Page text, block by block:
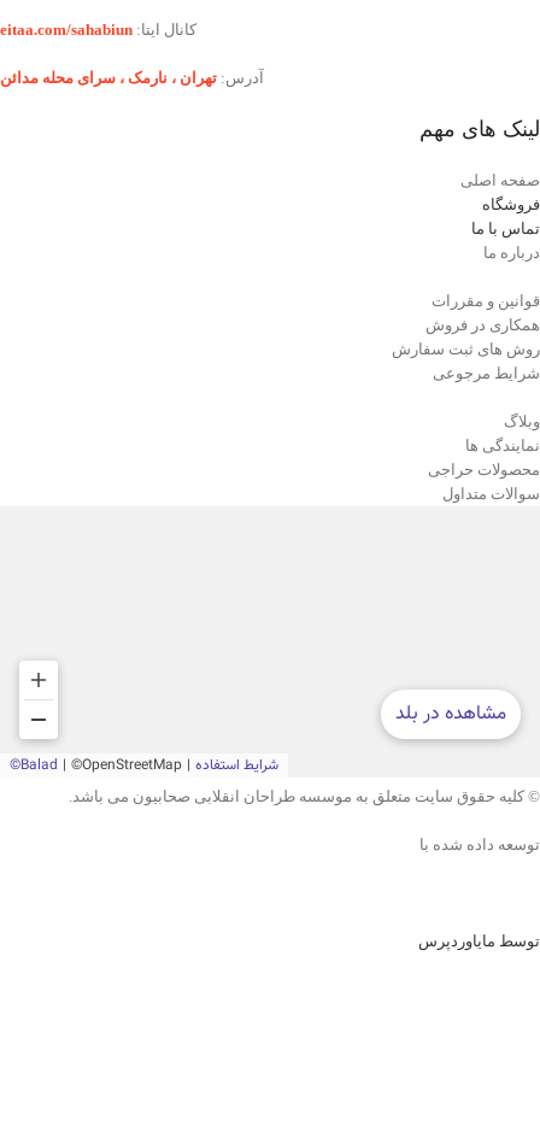
پروژه‌های آموزشی یا یادبود مناسب بوده و
(پرچم، نام محصول، شماره سریال) را
کانال ایتا: eitaa.com/sahabiun
آدرس: تهران ،‌ نارمک ، سرای محله مدائن
لینک های مهم
صفحه اصلی
فروشگاه
تماس با ما
درباره ما
قوانین و مقررات
همکاری در فروش
روش های ثبت سفارش
شرایط مرجوعی
وبلاگ
نمایندگی ها
محصولات حراجی
سوالات متداول
© کلیه حقوق سایت متعلق به موسسه طراحان انقلابی صحابیون می باشد.
توسعه داده شده با
توسط مایاوردپرس